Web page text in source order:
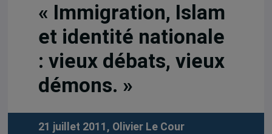
« Immigration, Islam
et identité nationale
: vieux débats, vieux
démons. »
21 juillet 2011, Olivier Le Cour